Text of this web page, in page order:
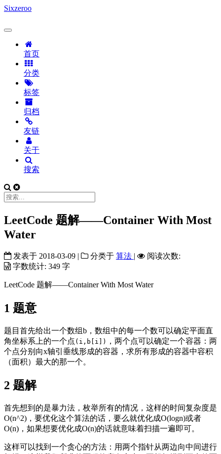
Sixzeroo
首页
分类
标签
归档
友链
关于
搜索
LeetCode 题解——Container With Most
Water
发表于 2018-03-09 | 分类于 算法 |
阅读次数:
字数统计: 349 字
LeetCode 题解——Container With Most Water
1 题意
题目首先给出一个数组b，数组中的每一个数可以确定平面直
角坐标系上的一个点 (i,b[i])
，两个点可以确定一个容器：两
个点分别向x轴引垂线形成的容器，求所有形成的容器中容积
（面积）最大的那一个。
2 题解
首先想到的是暴力法，枚举所有的情况，这样的时间复杂度是
O(n^2)，要优化这个算法的话，要么就优化成O(logn)或者
O(n)，如果想要优化成O(n)的话就意味着扫描一遍即可。
这样可以找到一个贪心的方法：用两个指针从两边向中间进行